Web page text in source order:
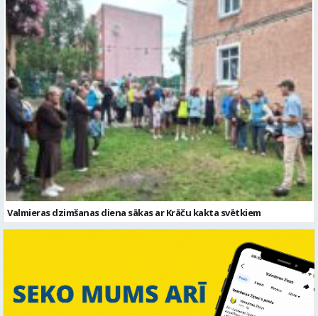
Valmieras dzimšanas diena sākas ar Krāču kakta svētkiem